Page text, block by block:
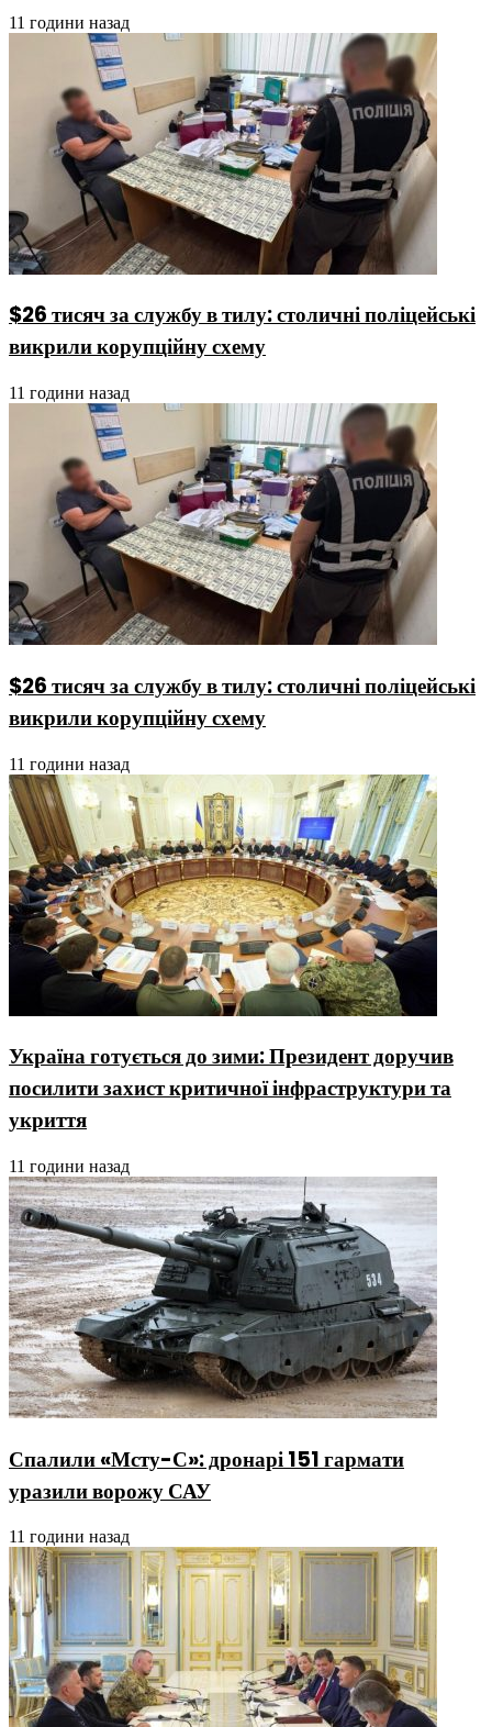
11 години назад
$26 тисяч за службу в тилу: столичні поліцейські
викрили корупційну схему
11 години назад
$26 тисяч за службу в тилу: столичні поліцейські
викрили корупційну схему
11 години назад
Україна готується до зими: Президент доручив
посилити захист критичної інфраструктури та
укриття
11 години назад
Спалили «Мсту-С»: дронарі 151 гармати
уразили ворожу САУ
11 години назад